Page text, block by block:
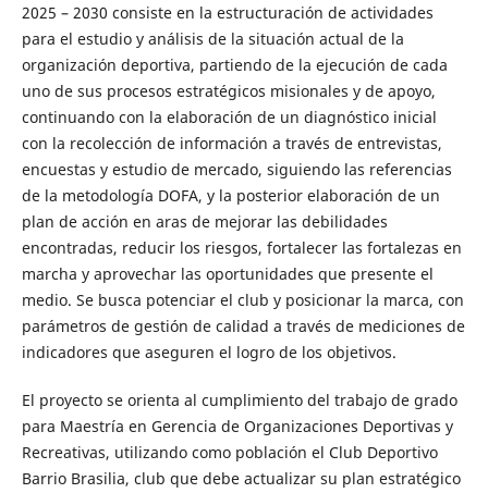
2025 – 2030 consiste en la estructuración de actividades
para el estudio y análisis de la situación actual de la
organización deportiva, partiendo de la ejecución de cada
uno de sus procesos estratégicos misionales y de apoyo,
continuando con la elaboración de un diagnóstico inicial
con la recolección de información a través de entrevistas,
encuestas y estudio de mercado, siguiendo las referencias
de la metodología DOFA, y la posterior elaboración de un
plan de acción en aras de mejorar las debilidades
encontradas, reducir los riesgos, fortalecer las fortalezas en
marcha y aprovechar las oportunidades que presente el
medio. Se busca potenciar el club y posicionar la marca, con
parámetros de gestión de calidad a través de mediciones de
indicadores que aseguren el logro de los objetivos.
El proyecto se orienta al cumplimiento del trabajo de grado
para Maestría en Gerencia de Organizaciones Deportivas y
Recreativas, utilizando como población el Club Deportivo
Barrio Brasilia, club que debe actualizar su plan estratégico